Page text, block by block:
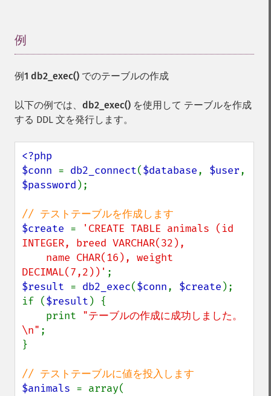
例
例1 db2_exec() でのテーブルの作成
以下の例では、 db2_exec() を使用して テーブルを作成
する DDL 文を発行します。
<?php
$conn = db2_connect($database, $user
$password );
$create =
'CREATE TABLE animals (id
INTEGER, breed VARCHAR(32),
DECIMAL(7,2))'
$result = db2_exec($conn, $create );
if ($result ) {
    print
"テーブルの作成に成功しました。
\n" ;
}
$animals = array(